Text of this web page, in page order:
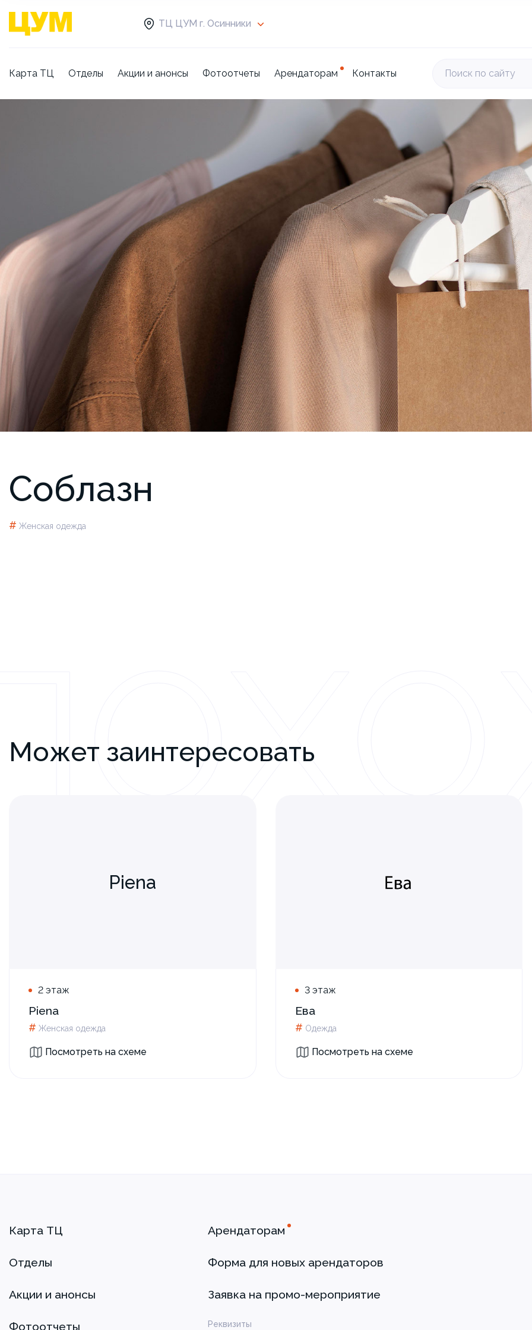
ТЦ ЦУМ г. Осинники
Карта ТЦ Отделы Акции и анонсы Фотоотчеты Арендаторам Контакты Поиск по сайту
Соблазн
# Женская одежда
Может заинтересовать
Piena
2 этаж
Piena
# Женская одежда
Посмотреть на схеме
3 этаж
Ева
# Одежда
Посмотреть на схеме
Карта ТЦ
Отделы
Акции и анонсы
Фотоотчеты
Арендаторам
Форма для новых арендаторов
Заявка на промо-мероприятие
Реквизиты